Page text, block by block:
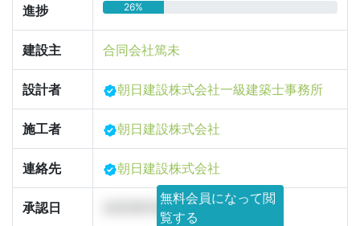
進捗 26%
建設主 合同会社篤未
設計者 朝日建設株式会社一級建築士事務所
施工者 朝日建設株式会社
連絡先 朝日建設株式会社
承認日 2025年10月30日
無料会員になって閲
覧する